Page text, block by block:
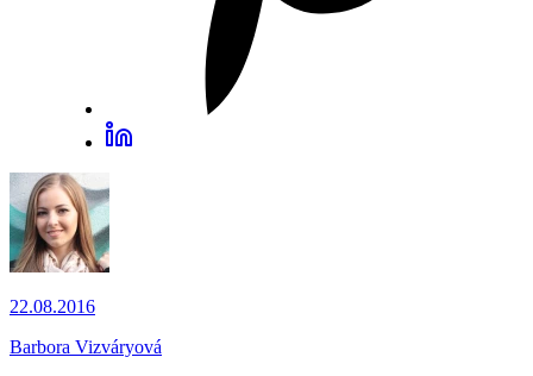
22.08.2016
Barbora Vizváryová